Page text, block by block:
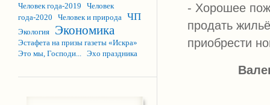
Человек года-2019
Человек
года-2020
Человек и природа ЧП
Экология Экономика
Эстафета на призы газеты «Искра»
Это мы, Господи... Эхо праздника
- Хорошее
продать
приобрести